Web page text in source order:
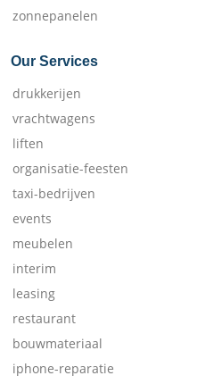
zonnepanelen
Our Services
drukkerijen
vrachtwagens
liften
organisatie-feesten
taxi-bedrijven
events
meubelen
interim
leasing
restaurant
bouwmateriaal
iphone-reparatie